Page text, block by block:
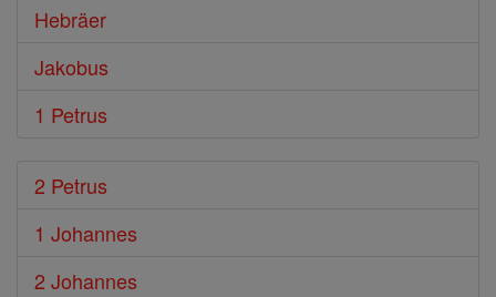
Hebräer
Jakobus
1 Petrus
2 Petrus
1 Johannes
2 Johannes